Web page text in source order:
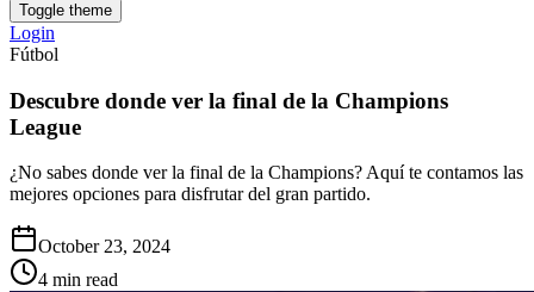
Toggle theme
Login
Fútbol
Descubre donde ver la final de la Champions
League
¿No sabes donde ver la final de la Champions? Aquí te contamos las
mejores opciones para disfrutar del gran partido.
October 23, 2024
4 min read